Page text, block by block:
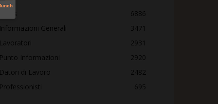
News
6886
Informazioni Generali
3471
Lavoratori
2931
Punto Informazioni
2920
Datori di Lavoro
2482
Professionisti
695